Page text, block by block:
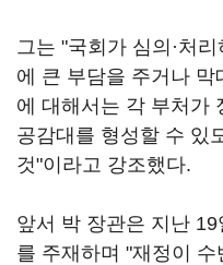
그는 "국회가 심의·처
에 큰 부담을 주거나
에 대해서는 각 부처가
공감대를 형성할 수 있
것"이라고 강조했다.
앞서 박 장관은 지난
를 주재하며 "재정이